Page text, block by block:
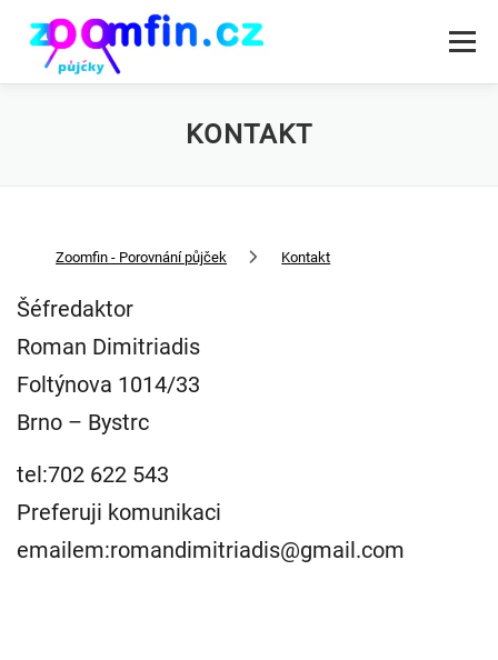
Menu
RYCHLÁ PŮJČKA PODLE DRUHU PŮJČKY SPOLEČNOSTI
KONTAKT
Zoomfin - Porovnání půjček Kontakt
Šéfredaktor
Roman Dimitriadis
Foltýnova 1014/33
Brno – Bystrc
tel:702 622 543
Preferuji komunikaci
emailem:romandimitriadis@gmail.com